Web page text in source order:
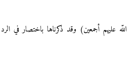
أجمعين) وقد ذكرناها باختصار في